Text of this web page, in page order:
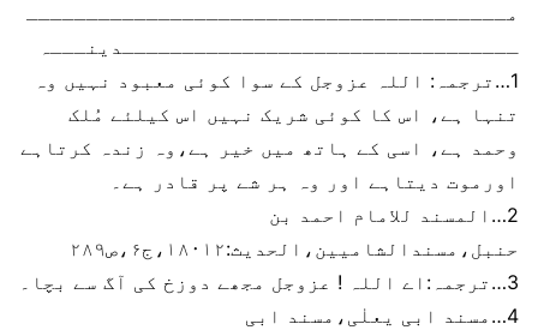
مــــــــــــــــــــــــــــــــــــــــ
ـــــــــــــــــــــــــــــــــدینـــہ
1…ترجمہ: اللہ عزوجل کے سوا کوئی معبود نہیں وہ
تنہا ہے، اس کا کوئی شریک نہیں اس کیلئے مُلک
وحمد ہے، اسی کے ہاتھ میں خیر ہے،وہ زندہ کرتاہے
اورموت دیتاہے اور وہ ہر شے پر قادر ہے۔
2…المسند للامام احمد بن
حنبل،مسندالشامیین،الحدیث:۱۸۰۱۲،ج۶،ص۲۸۹
3…ترجمہ:اے اللہ ! عزوجل مجھے دوزخ کی آگ سے بچا۔
4…مسند ابی یعلٰی،مسند ابی